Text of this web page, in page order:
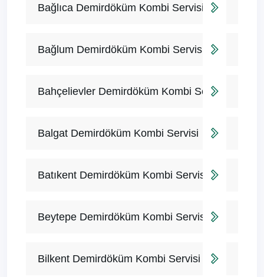
Bağlıca Demirdöküm Kombi Servisi
Bağlum Demirdöküm Kombi Servisi
Bahçelievler Demirdöküm Kombi Servisi
Balgat Demirdöküm Kombi Servisi
Batıkent Demirdöküm Kombi Servisi
Beytepe Demirdöküm Kombi Servisi
Bilkent Demirdöküm Kombi Servisi